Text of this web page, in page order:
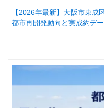
【2026年最新】大阪市東成
都市再開発動向と実成約デ